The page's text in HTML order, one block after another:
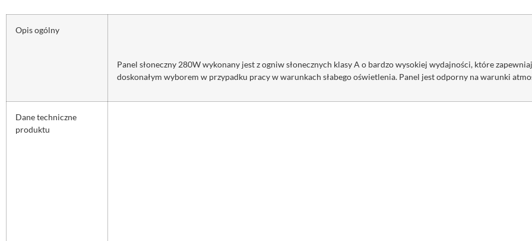
Opis ogólny
Panel słoneczny 280W wykonany jest z ogniw słonecznych klasy A o bardzo wysokiej wydajności, które
doskonałym wyborem w przypadku pracy w warunkach słabego oświetlenia. Panel jest odporny na warunki
Dane techniczne
produktu